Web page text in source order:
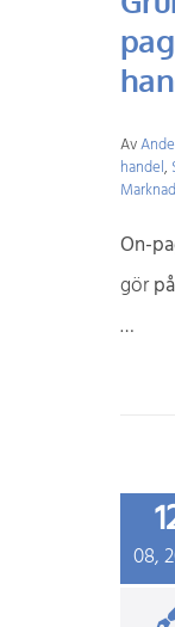
Av
handel,
On-
gör
…
08,